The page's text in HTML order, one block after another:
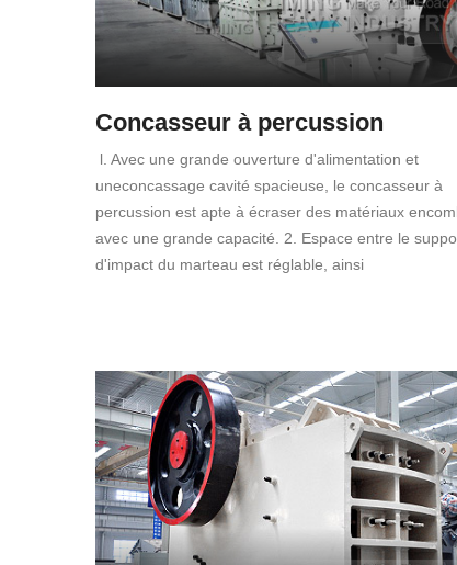
Concasseur à percussion
l. Avec une grande ouverture d'alimentation et
uneconcassage cavité spacieuse, le concasseur à
percussion est apte à écraser des matériaux
avec une grande capacité. 2. Espace entre le
d'impact du marteau est réglable, ainsi